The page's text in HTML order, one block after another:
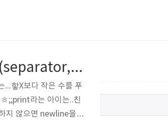
Swift ) print시 newline으로 안하는 법. (separator, terminator)
...핳X보다 작은 수를 푸
;;print라는 아이는..친
지 않으면 newline을